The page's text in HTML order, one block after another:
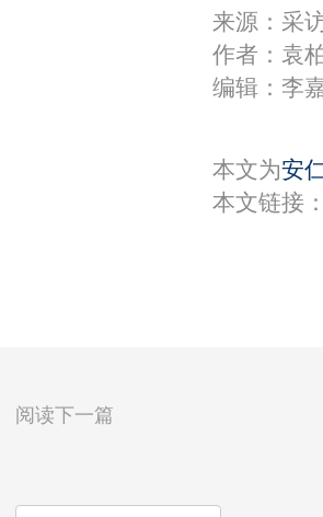
来源：采
作者：袁
编辑：李
本文为安
本文链接：
阅读下一篇